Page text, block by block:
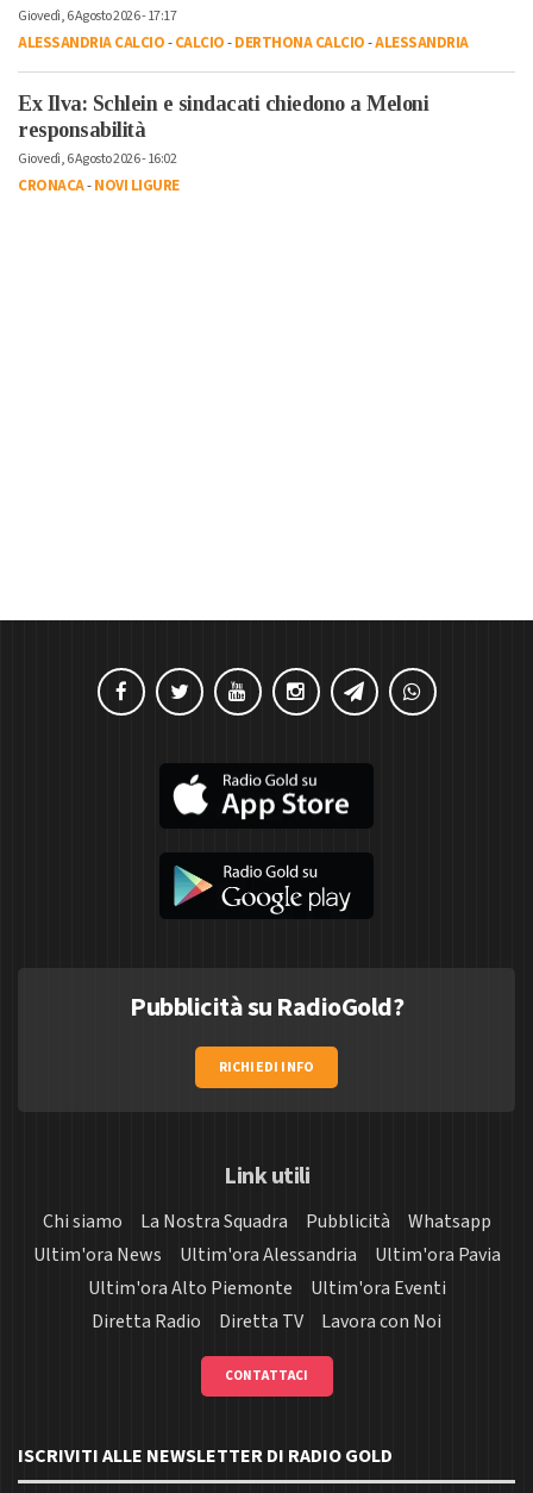
Giovedì, 6 Agosto 2026 - 17:17
ALESSANDRIA CALCIO-CALCIO-DERTHONA CALCIO-ALESSANDRIA
Ex Ilva: Schlein e sindacati chiedono a Meloni
responsabilità
Giovedì, 6 Agosto 2026 - 16:02
CRONACA-NOVI LIGURE
Pubblicità su RadioGold?
RICHIEDI INFO
Link utili
Chi siamo La Nostra Squadra Pubblicità
Whatsapp
Ultim'ora News
Ultim'ora Alessandria
Ultim'ora Pavia
Ultim'ora Alto Piemonte
Ultim'ora Eventi
Diretta Radio
Diretta TV Lavora con Noi
CONTATTACI
ISCRIVITI ALLE NEWSLETTER DI RADIO GOLD